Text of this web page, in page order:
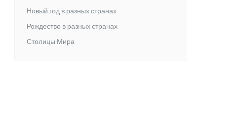
Новый год в разных странах
Рождество в разных странах
Столицы Мира